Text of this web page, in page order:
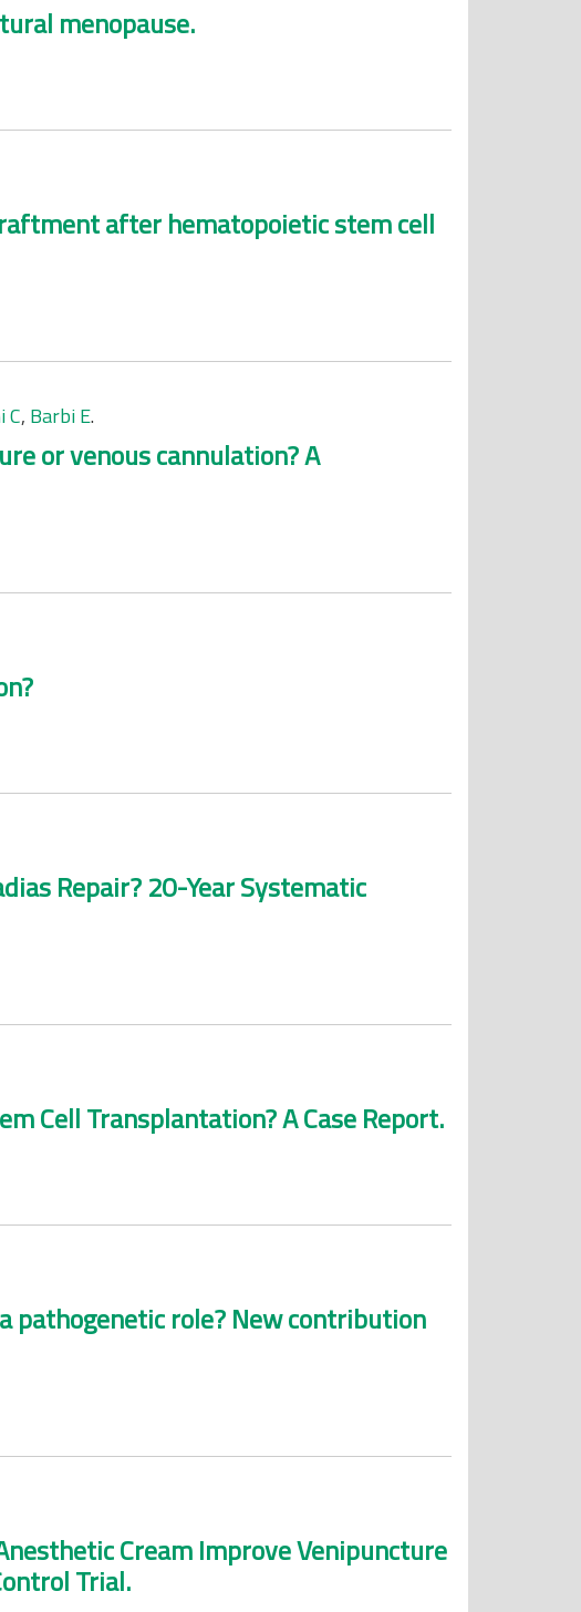
menopause.
after hematopoietic stem cell
C, Barbi E.
or venous cannulation? A
Repair? 20-Year Systematic
Cell Transplantation? A Case Report.
pathogenetic role? New contribution
Cream Improve Venipuncture
Trial.